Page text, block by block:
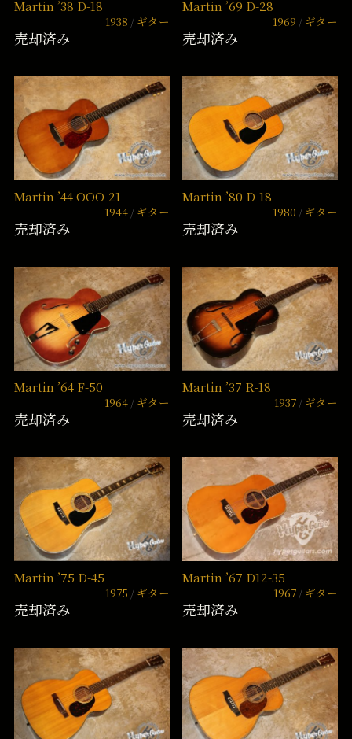
Martin ’38 D-18
1938 ギター
売却済み
Martin ’69 D-28
1969 ギター
売却済み
Martin ’44 OOO-21
1944 ギター
売却済み
Martin ’80 D-18
1980 ギター
売却済み
Martin ’64 F-50
1964 ギター
売却済み
Martin ’37 R-18
1937 ギター
売却済み
Martin ’75 D-45
1975 ギター
売却済み
Martin ’67 D12-35
1967 ギター
売却済み